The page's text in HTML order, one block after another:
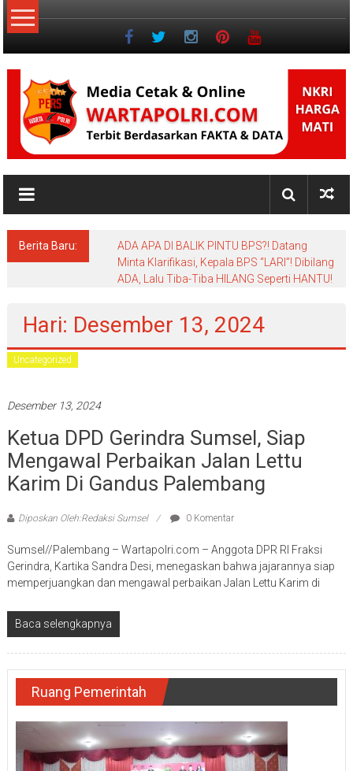
Lompat
ke
NKRI
Jurnalisme
Berita Baru:
ADA APA DI BALIK PINTU BPS?! Datang
Minta Klarifikasi, Kepala BPS “LARI”! Dibilang
ADA, Lalu Tiba-Tiba HILANG Seperti HANTU!
Hari: Desember 13, 2024
Uncategorized
Desember 13, 2024
Ketua DPD Gerindra Sumsel, Siap
Mengawal Perbaikan Jalan Lettu
Karim Di Gandus Palembang
Diposkan Oleh:Redaksi Sumsel 0 Komentar
Sumsel//Palembang – Wartapolri.com – Anggota DPR RI Fraksi
Gerindra, Kartika Sandra Desi, menegaskan bahwa jajarannya siap
memperjuangkan dan mengawal perbaikan Jalan Lettu Karim di
Baca selengkapnya
Ruang Pemerintah